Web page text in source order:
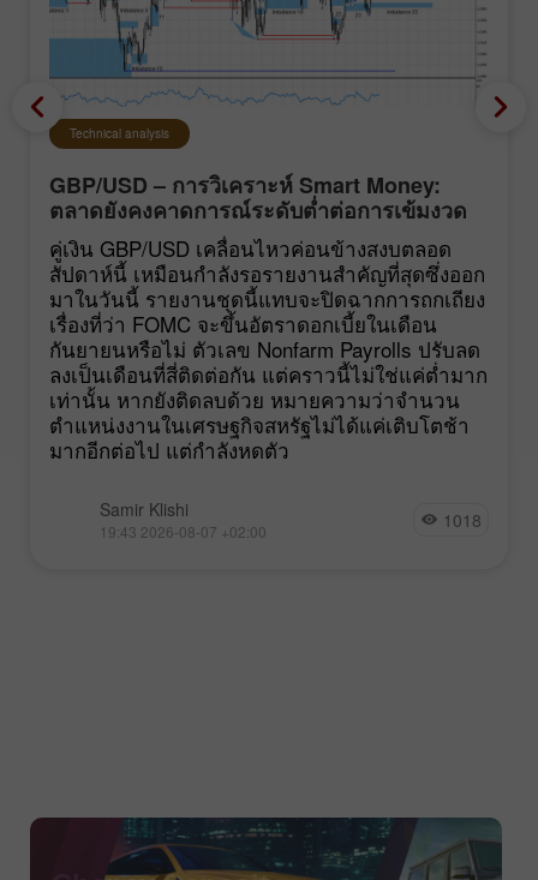
Technical analysis
GBP/USD – การวิเคราะห์ Smart Money:
ตลาดยังคงคาดการณ์ระดับต่ำต่อการเข้มงวด
นโยบายของ FOMC
คู่เงิน GBP/USD เคลื่อนไหวค่อนข้างสงบตลอด
สัปดาห์นี้ เหมือนกำลังรอรายงานสำคัญที่สุดซึ่งออก
มาในวันนี้ รายงานชุดนี้แทบจะปิดฉากการถกเถียง
เรื่องที่ว่า FOMC จะขึ้นอัตราดอกเบี้ยในเดือน
กันยายนหรือไม่ ตัวเลข Nonfarm Payrolls ปรับลด
ลงเป็นเดือนที่สี่ติดต่อกัน แต่คราวนี้ไม่ใช่แค่ต่ำมาก
เท่านั้น หากยังติดลบด้วย หมายความว่าจำนวน
ตำแหน่งงานในเศรษฐกิจสหรัฐไม่ได้แค่เติบโตช้า
มากอีกต่อไป แต่กำลังหดตัว
Samir Klishi
19:43 2026-08-07 +02:00 1018